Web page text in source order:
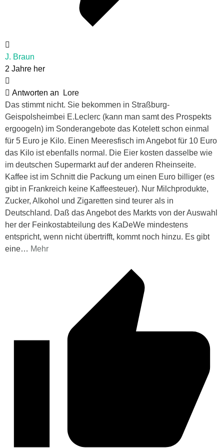
J. Braun
2 Jahre her
Antworten an
Lore
Das stimmt nicht. Sie bekommen in Straßburg-
Geispolsheimbei E.Leclerc (kann man samt des Prospekts
ergoogeln) im Sonderangebote das Kotelett schon einmal
für 5 Euro je Kilo. Einen Meeresfisch im Angebot für 10 Euro
das Kilo ist ebenfalls normal. Die Eier kosten dasselbe wie
im deutschen Supermarkt auf der anderen Rheinseite.
Kaffee ist im Schnitt die Packung um einen Euro billiger (es
gibt in Frankreich keine Kaffeesteuer). Nur Milchprodukte,
Zucker, Alkohol und Zigaretten sind teurer als in
Deutschland. Daß das Angebot des Markts von der Auswahl
her der Feinkostabteilung des KaDeWe mindestens
entspricht, wenn nicht übertrifft, kommt noch hinzu. Es gibt
eine… Mehr